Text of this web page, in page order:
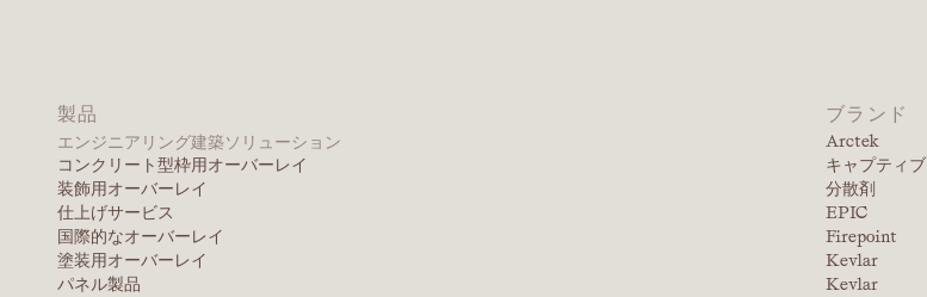
製品
エンジニアリング建築ソリューション
コンクリート型枠用オーバーレイ
装飾用オーバーレイ
仕上げサービス
国際的なオーバーレイ
塗装用オーバーレイ
パネル製品
ブランド
Arctek
キャプティブ
分散剤
EPIC
Firepoint
Kevlar
Kevlar